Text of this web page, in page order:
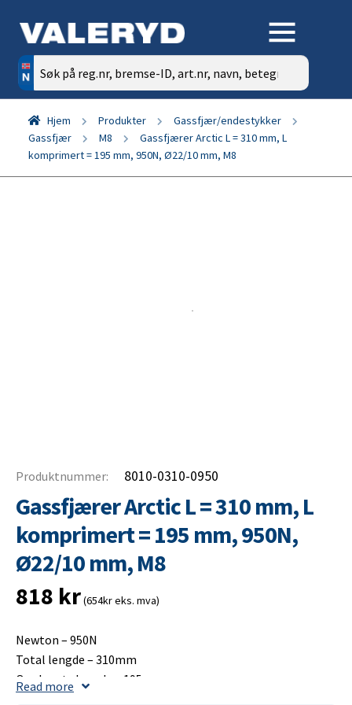
Søk
etter:
Hjem Produkter
Gassfjær/endestykker
Gassfjær
M8
Gassfjærer Arctic L = 310 mm, L
komprimert = 195 mm, 950N, Ø22/10 mm, M8
Produktnummer: 8010-0310-0950
Gassfjærer Arctic L = 310 mm, L
komprimert = 195 mm, 950N,
Ø22/10 mm, M8
818 kr(654kr eks. mva)
Newton – 950N
Total lengde – 310mm
Opplagets lengde – 195mm
Read more